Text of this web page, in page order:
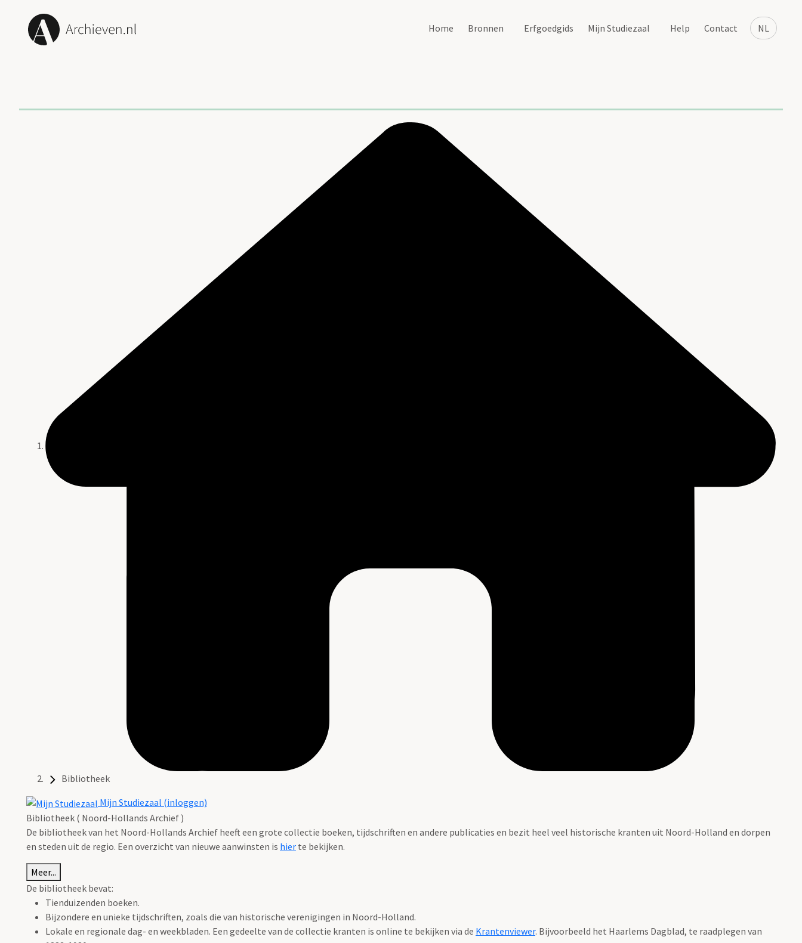
NL
Home Bronnen Erfgoedgids Mijn Studiezaal Help Contact
Bibliotheek
Mijn Studiezaal (inloggen)
Bibliotheek ( Noord-Hollands Archief )
De bibliotheek van het Noord-Hollands Archief heeft een grote collectie boeken, tijdschriften en andere publicaties en bezit heel veel historische kranten uit Noord-Holland en dorpen
en steden uit de regio. Een overzicht van nieuwe aanwinsten is hier te bekijken.
Meer...
De bibliotheek bevat:
Tienduizenden boeken.
Bijzondere en unieke tijdschriften, zoals die van historische verenigingen in Noord-Holland.
Lokale en regionale dag- en weekbladen. Een gedeelte van de collectie kranten is online te bekijken via de Krantenviewer. Bijvoorbeeld het Haarlems Dagblad, te raadplegen van